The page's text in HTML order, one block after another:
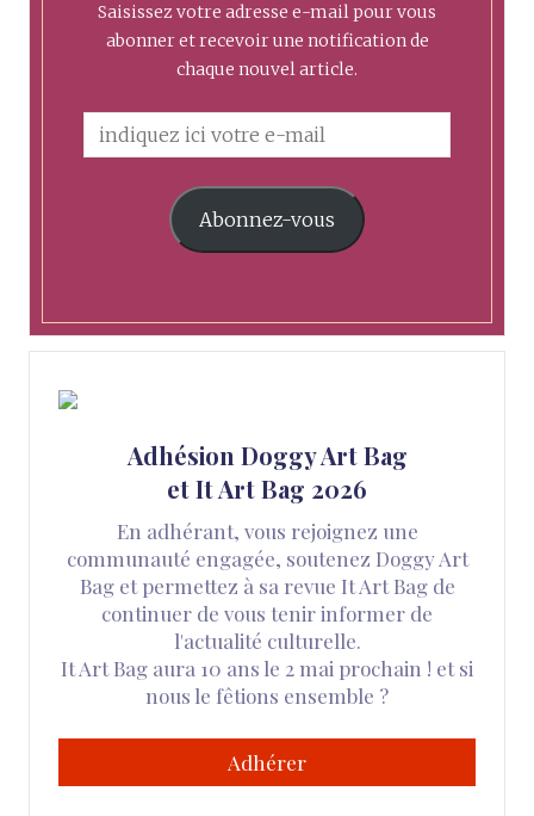
Saisissez votre adresse e-mail pour vous
abonner et recevoir une notification de
chaque nouvel article.
Abonnez-vous
Adhésion Doggy Art Bag
et It Art Bag 2026
En adhérant, vous rejoignez une
communauté engagée, soutenez Doggy Art
Bag et permettez à sa revue It Art Bag de
continuer de vous tenir informer de
l'actualité culturelle.
It Art Bag aura 10 ans le 2 mai prochain ! et si
nous le fêtions ensemble ?
Adhérer